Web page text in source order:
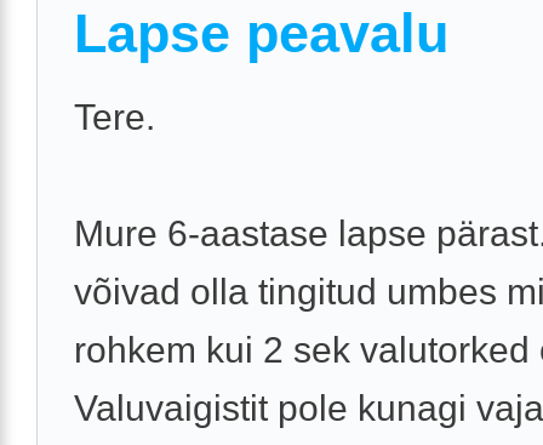
Lapse peavalu
Tere.
Mure 6-aastase lapse
võivad olla tingitud umbes
rohkem kui 2 sek valutorked
Valuvaigistit pole kunagi